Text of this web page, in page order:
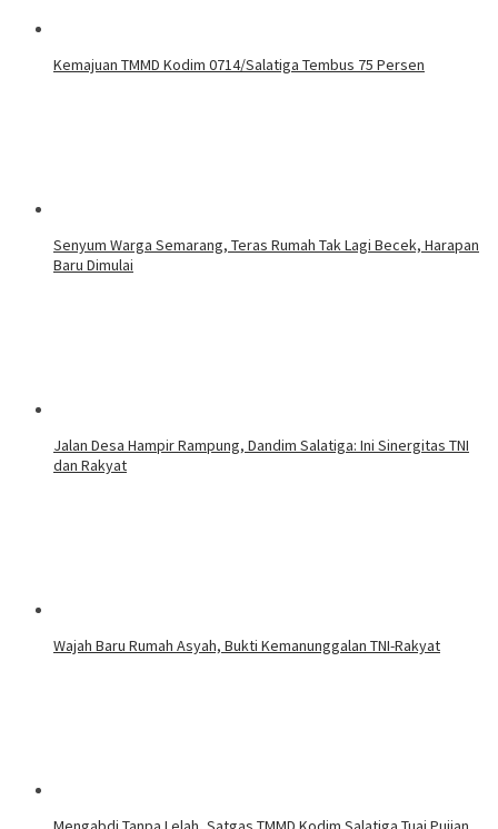
Kemajuan TMMD Kodim 0714/Salatiga Tembus 75 Persen
Senyum Warga Semarang, Teras Rumah Tak Lagi Becek, Harapan
Baru Dimulai
Jalan Desa Hampir Rampung, Dandim Salatiga: Ini Sinergitas TNI
dan Rakyat
Wajah Baru Rumah Asyah, Bukti Kemanunggalan TNI-Rakyat